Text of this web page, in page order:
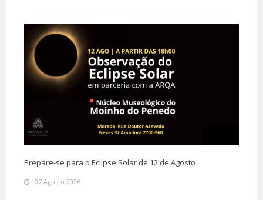
Prepare-se para o Eclipse Solar de 12 de Agosto
07 Agosto 2026